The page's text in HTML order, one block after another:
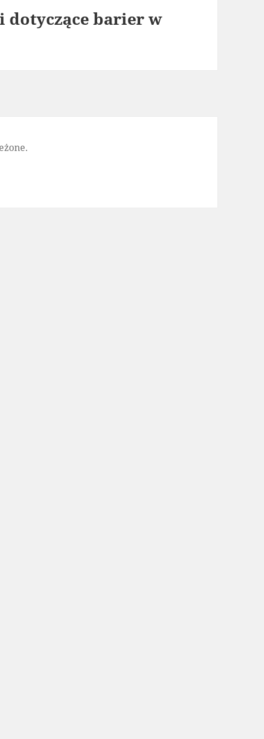
dotyczące barier w